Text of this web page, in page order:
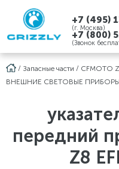
+7 (495)
(г. Москва)
+7 (800)
(Звонок
/ Запасные части / CFMOTO
ВНЕШНИЕ СВЕТОВЫЕ ПРИБОРЫ
передний
Z8